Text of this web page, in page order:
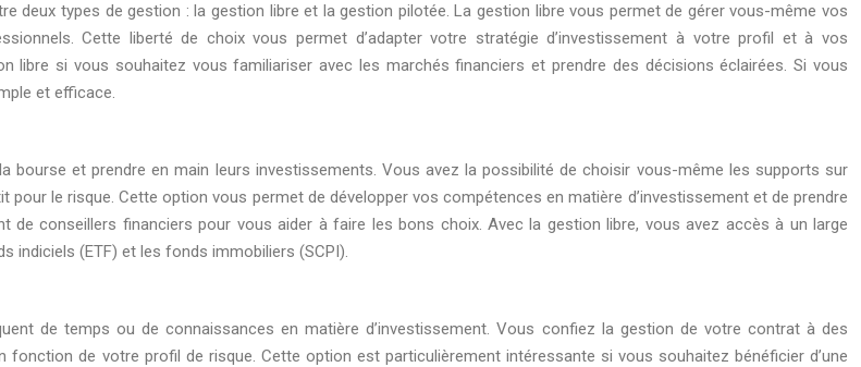
deux types de gestion : la gestion libre et la gestion pilotée. La gestion libre vous permet de gérer vous-même vos
Cette liberté de choix vous permet d’adapter votre stratégie d’investissement à votre profil et à vos
libre si vous souhaitez vous familiariser avec les marchés financiers et prendre des décisions éclairées. Si vous
et efficace.
bourse et prendre en main leurs investissements. Vous avez la possibilité de choisir vous-même les supports sur
le risque. Cette option vous permet de développer vos compétences en matière d’investissement et de prendre
de conseillers financiers pour vous aider à faire les bons choix. Avec la gestion libre, vous avez accès à un large
indiciels (ETF) et les fonds immobiliers (SCPI).
de temps ou de connaissances en matière d’investissement. Vous confiez la gestion de votre contrat à des
de votre profil de risque. Cette option est particulièrement intéressante si vous souhaitez bénéficier d’une